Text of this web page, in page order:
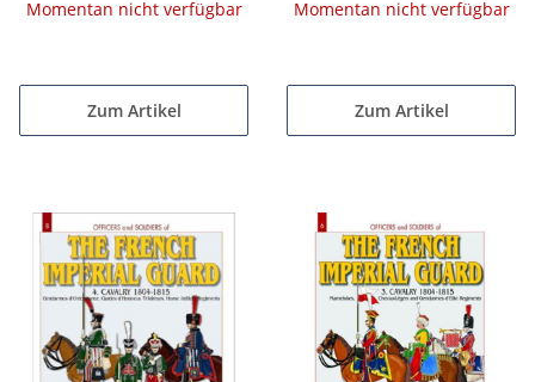
Momentan nicht verfügbar
Zum Artikel
Momentan nicht verfügbar
Zum Artikel